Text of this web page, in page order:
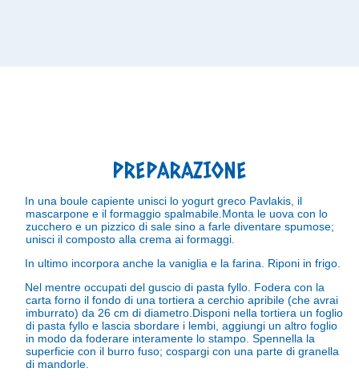
PREPARAZIONE
In una boule capiente unisci lo yogurt greco Pavlakis, il
mascarpone e il formaggio spalmabile. Monta le uova con lo
zucchero e un pizzico di sale sino a farle diventare spumose;
unisci il composto alla crema ai formaggi.
In ultimo incorpora anche la vaniglia e la farina. Riponi in frigo.
Nel mentre occupati del guscio di pasta fyllo. Fodera con la
carta forno il fondo di una tortiera a cerchio apribile (che avrai
imburrato) da 26 cm di diametro. Disponi nella tortiera un foglio
di pasta fyllo e lascia sbordare i lembi, aggiungi un altro foglio
in modo da foderare interamente lo stampo. Spennella la
superficie con il burro fuso; cospargi con una parte di granella
di mandorle.